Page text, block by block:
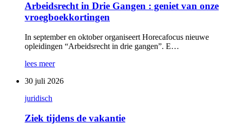
Arbeidsrecht in Drie Gangen : geniet van onze
vroegboekkortingen
In september en oktober organiseert Horecafocus nieuwe
opleidingen “Arbeidsrecht in drie gangen”. E…
lees meer
30 juli 2026
juridisch
Ziek tijdens de vakantie